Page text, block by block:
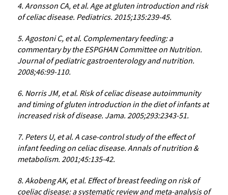
4. Aronsson CA, et al. Age at gluten introduction and risk
of celiac disease. Pediatrics. 2015;135:239-45.
5. Agostoni C, et al. Complementary feeding: a
commentary by the ESPGHAN Committee on Nutrition.
Journal of pediatric gastroenterology and nutrition.
2008;46:99-110.
6. Norris JM, et al. Risk of celiac disease autoimmunity
and timing of gluten introduction in the diet of infants at
increased risk of disease. Jama. 2005;293:2343-51.
7. Peters U, et al. A case-control study of the effect of
infant feeding on celiac disease. Annals of nutrition &
metabolism. 2001;45:135-42.
8. Akobeng AK, et al. Effect of breast feeding on risk of
coeliac disease: a systematic review and meta-analysis of